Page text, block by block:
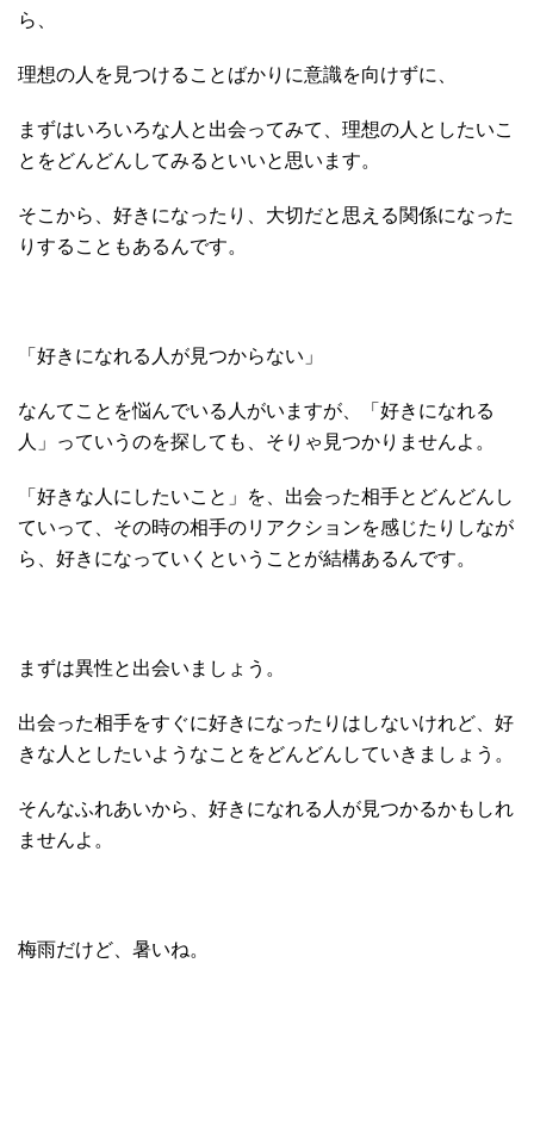
ら、
理想の人を見つけることばかりに意識を向けずに、
まずはいろいろな人と出会ってみて、理想の人としたいこ
とをどんどんしてみるといいと思います。
そこから、好きになったり、大切だと思える関係になった
りすることもあるんです。
「好きになれる人が見つからない」
なんてことを悩んでいる人がいますが、「好きになれる
人」っていうのを探しても、そりゃ見つかりませんよ。
「好きな人にしたいこと」を、出会った相手とどんどんし
ていって、その時の相手のリアクションを感じたりしなが
ら、好きになっていくということが結構あるんです。
まずは異性と出会いましょう。
出会った相手をすぐに好きになったりはしないけれど、好
きな人としたいようなことをどんどんしていきましょう。
そんなふれあいから、好きになれる人が見つかるかもしれ
ませんよ。
梅雨だけど、暑いね。